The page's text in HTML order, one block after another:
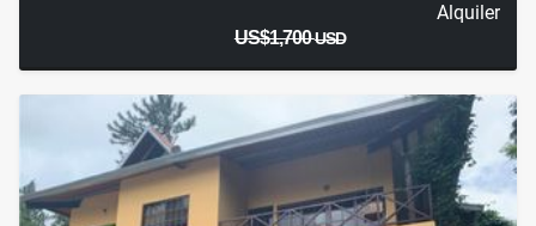
Alquiler
US$1,700USD